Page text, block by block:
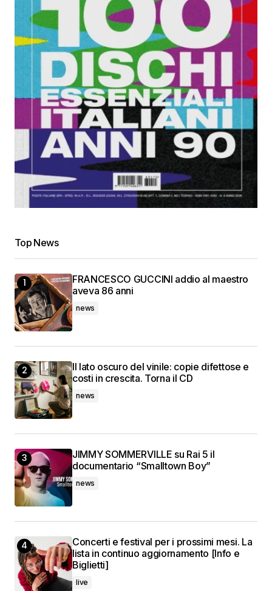
Top News
FRANCESCO GUCCINI addio al maestro
aveva 86 anni
news
Il lato oscuro del vinile: copie difettose e
costi in crescita. Torna il CD
news
JIMMY SOMMERVILLE su Rai 5 il
documentario “Smalltown Boy”
news
Concerti e festival per i prossimi mesi. La
lista in continuo aggiornamento [Info e
Biglietti]
live